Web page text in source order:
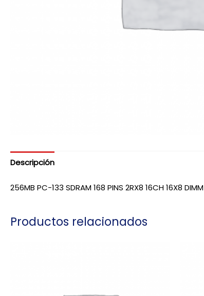
Descripción
256MB PC-133 SDRAM 168 PINS 2RX8 16CH 16X8 DIMM
Productos relacionados